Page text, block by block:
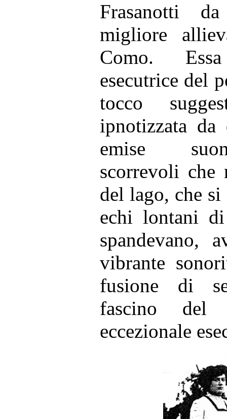
Frasanotti
migliore
Como.
esecutrice del
tocco
ipnotizzata da
emise
scorrevoli che
del lago, che
echi lontani
spandevano,
vibrante
fusione di
fascino
eccezionale